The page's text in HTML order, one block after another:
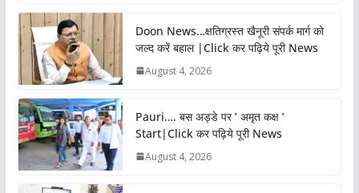
Doon News…क्षतिग्रस्त खैनूरी संपर्क मार्ग को
जल्द करें बहाल |Click कर पढ़िये पूरी News
August 4, 2026
Pauri…. बस अड्डे पर ’ अमृत कक्ष ’
Start|Click कर पढ़िये पूरी News
August 4, 2026